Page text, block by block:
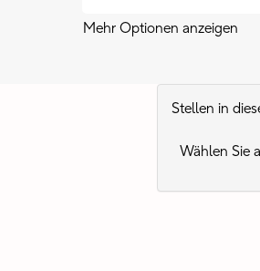
Mehr Optionen anzeigen
Stellen in
Wählen Sie